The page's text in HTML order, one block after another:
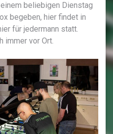
beliebigen Dienstag
begeben, hier findet in
für jedermann statt.
immer vor Ort.